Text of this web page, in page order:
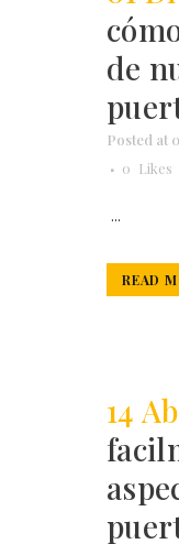
de
Posted at
0 Likes
...
READ
14